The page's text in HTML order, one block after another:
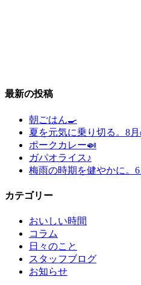
最新の投稿
朝ごはん🍳
夏を元気に乗り切る。8
ポークカレー🍛
ガパオライス♪
梅雨の時期を健やかに。
カテゴリー
おいしい時間
コラム
日々のこと
スタッフブログ
お知らせ